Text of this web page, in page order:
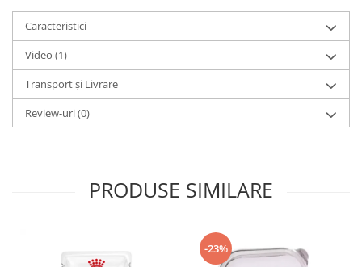
Caracteristici
Video (1)
Transport și Livrare
Review-uri(0)
PRODUSE SIMILARE
-23%